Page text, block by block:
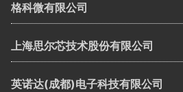
格科微有限公司
上海思尔芯技术股份有限公司
英诺达(成都)电子科技有限公司